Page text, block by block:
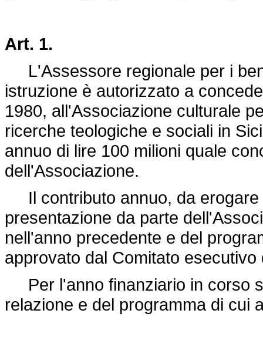
Art. 1.
L'Assessore regionale per i
istruzione è autorizzato a
1980, all'Associazione culturale
ricerche teologiche e sociali in
annuo di lire 100 milioni quale
dell'Associazione.
Il contributo annuo, da erogare
presentazione da parte
nell'anno precedente e del
approvato dal Comitato
Per l'anno finanziario in corso
relazione e del programma di cui